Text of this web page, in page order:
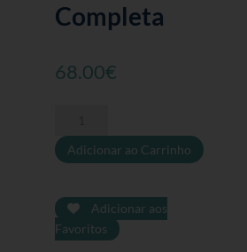
Completa
68.00€
Papel
22gr/m2
plastificado
-
Adicionar ao Carrinho
Adicionar aos
Favoritos